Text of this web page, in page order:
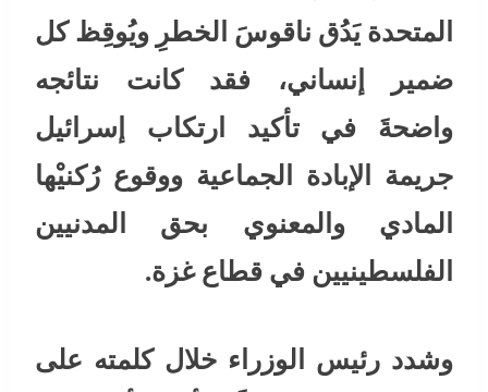
المتحدة يَدُق ناقوسَ الخطرِ ويُوقِظ كل
ضمير إنساني، فقد كانت نتائجه
واضحةَ في تأكيد ارتكاب إسرائيل
جريمة الإبادة الجماعية ووقوع رُكنيْها
المادي والمعنوي بحق المدنيين
الفلسطينيين في قطاع غزة.
وشدد رئيس الوزراء خلال كلمته على